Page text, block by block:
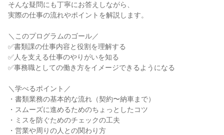
そんな疑問にも丁寧にお答えしながら、
実際の仕事の流れやポイントを解説します。
＼このプログラムのゴール／
✅書類課の仕事内容と役割を理解する
✅人を支える仕事のやりがいを知る
✅事務職としての働き方をイメージできるようになる
＼学べるポイント／
・書類業務の基本的な流れ（契約〜納車まで）
・スムーズに進めるためのちょっとしたコツ
・ミスを防ぐためのチェックの工夫
・営業や周りの人との関わり方